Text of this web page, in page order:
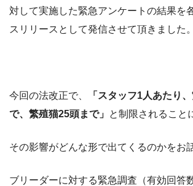
対して実施した緊急アンケートの結果を
スリリースとして発信させて頂きました。
今回の法改正で、
「スタッフ1人あたり
で、繁殖猫25頭まで」 と制限されること
その影響がどんな形で出てくるのかをお
ブリーダーに対する緊急調査（有効回答